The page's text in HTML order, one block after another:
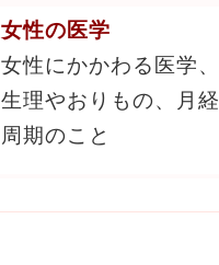
女性の医学
女性にかかわる医学、
生理やおりもの、月経
周期のこと